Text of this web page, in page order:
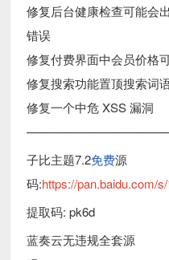
修复后台健康检查可能会
错误
修复付费界面中会员价格
修复搜索功能置顶搜索词
修复一个中危 XSS 漏洞
子比主题7.2免费源
码:https://pan.baidu.com/
提取码: pk6d
蓝奏云无违规全套源